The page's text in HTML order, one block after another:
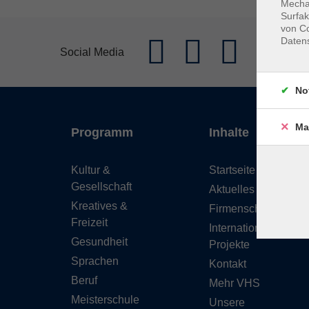
Social Media
Programm
Kultur &
Gesellschaft
Kreatives &
Freizeit
Gesundheit
Sprachen
Beruf
Meisterschule
Inhalte
Startseite
Aktuelles
Firmenschulungen
Internationale
Projekte
Kontakt
Mehr VHS
Unsere
von